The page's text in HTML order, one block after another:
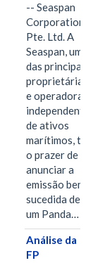
-- Seaspan
Corporation
Pte. Ltd. A
Seaspan, uma
das principais
proprietárias
e operadoras
independentes
de ativos
marítimos, tem
o prazer de
anunciar a
emissão bem-
sucedida de
um Panda…
Análise da
FP